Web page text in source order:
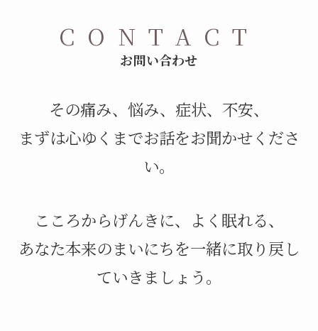
CONTACT
お問い合わせ
その痛み、悩み、症状、不安、
まずは心ゆくまでお話をお聞かせくださ
い。
こころからげんきに、よく眠れる、
あなた本来のまいにちを一緒に取り戻し
ていきましょう。